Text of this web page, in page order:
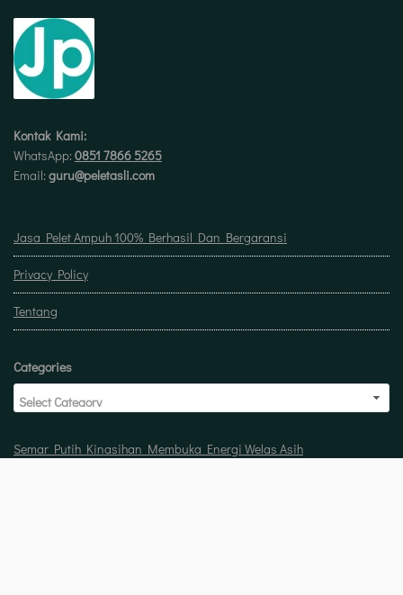
Kontak Kami:
WhatsApp: 0851 7866 5265
Email: guru@peletasli.com
Jasa Pelet Ampuh 100% Berhasil Dan Bergaransi
Privacy Policy
Tentang
Categories
Semar Putih Kinasihan Membuka Energi Welas Asih